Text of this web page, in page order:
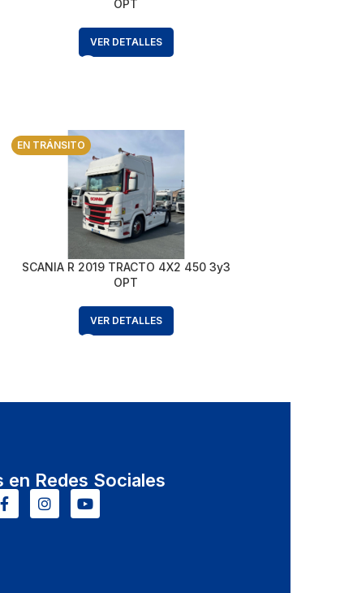
OPT
VER DETALLES
EN TRÁNSITO
SCANIA R 2019 TRACTO 4X2 450 3y3
OPT
VER DETALLES
en Redes Sociales